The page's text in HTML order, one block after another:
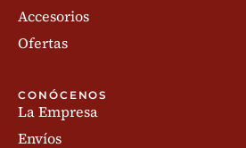
Accesorios
Ofertas
CONÓCENOS
La Empresa
Envíos